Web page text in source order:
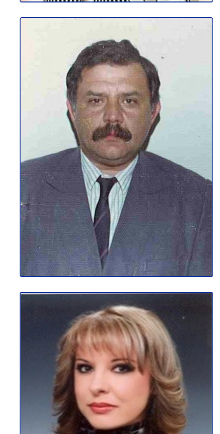
ЕМИЛ КАЗАНКОВ
Здравје И Безбедност При Работа
КАТЕРИНА БОЈКОВСКА